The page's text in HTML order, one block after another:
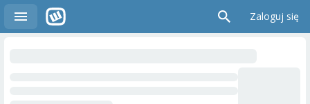
Zaloguj się